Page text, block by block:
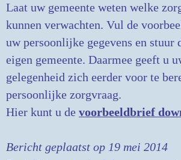
Laat uw gemeente weten welke
kunnen verwachten. Vul de
uw persoonlijke gegevens en stuur
eigen gemeente. Daarmee geeft u
gelegenheid zich eerder voor te
persoonlijke zorgvraag.
Hier kunt u de voorbeeldbrief
Bericht geplaatst op 19 mei 2014